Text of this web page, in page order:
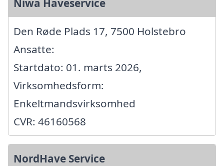
Niwa Haveservice
Den Røde Plads 17, 7500 Holstebro
Ansatte:
Startdato: 01. marts 2026,
Virksomhedsform:
Enkeltmandsvirksomhed
CVR: 46160568
NordHave Service